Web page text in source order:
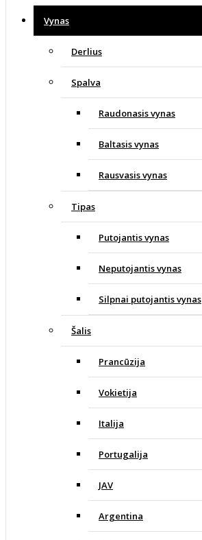
Vynas
Derlius
Spalva
Raudonasis vynas
Baltasis vynas
Rausvasis vynas
Tipas
Putojantis vynas
Neputojantis vynas
Silpnai putojantis vynas
Šalis
Prancūzija
Vokietija
Italija
Portugalija
JAV
Argentina